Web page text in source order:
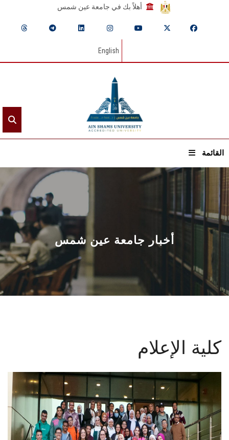
أهلاً بك في جامعة عين شمس
English
القائمة
الرئيسيـة
عن الجامعة
القطاعـات
الشئون الأكاديمية
البحث العلمي
الأنظمة الذكية
الإعلام
تواصل معنا
أخبار جامعة عين شمس
كلية الإعلام